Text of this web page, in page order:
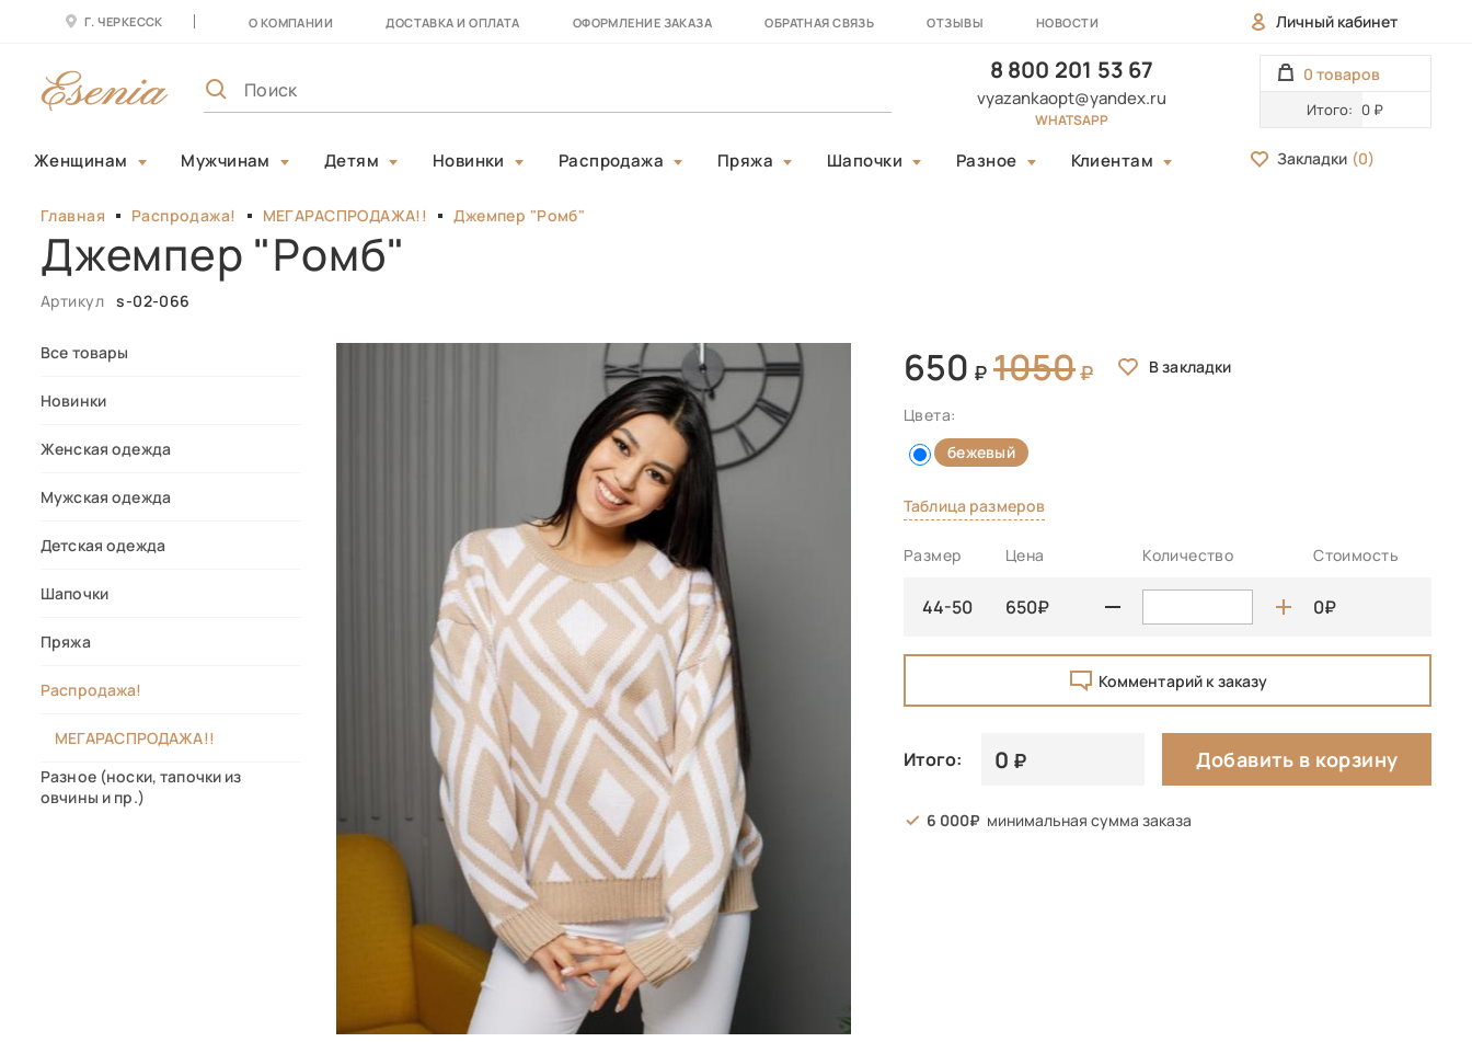
Г. ЧЕРКЕССК О КОМПАНИИ ДОСТАВКА И ОПЛАТА ОФОРМЛЕНИЕ ЗАКАЗА ОБРАТНАЯ СВЯЗЬ ОТЗЫВЫ НОВОСТИ Личный кабинет
8 800 201 53 67
vyazankaopt@yandex.ru
WHATSAPP
0 товаров
Итого: 0 ₽
Женщинам Мужчинам Детям Новинки Распродажа Пряжа Шапочки Разное Клиентам Закладки (0)
Главная Распродажа! МЕГАРАСПРОДАЖА!! Джемпер "Ромб"
Джемпер "Ромб"
Артикул s-02-066
Все товары
Новинки
Женская одежда
Мужская одежда
Детская одежда
Шапочки
Пряжа
Распродажа!
МЕГАРАСПРОДАЖА!!
Разное (носки, тапочки из
овчины и пр.)
650 1050
Цвета:
бежевый
Таблица размеров
Размер Цена Количество Стоимость
44-50 650 0
Комментарий к заказу
Итого: 0 Добавить в корзину
6 000 минимальная сумма заказа